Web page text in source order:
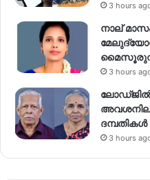
3 hours
നാല്
3 hours
ലോഡ്ജിൽ
ദമ്പതികൾ
3 hours